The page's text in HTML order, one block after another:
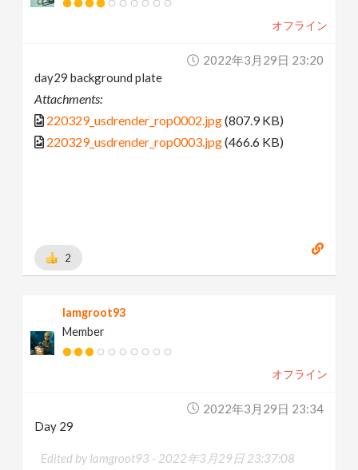
オフライン
2022年3月29日 23:20
day29 background plate
Attachments:
220329_usdrender_rop0002.jpg(807.9 KB)
220329_usdrender_rop0003.jpg(466.6 KB)
2
Iamgroot93
Member
オフライン
2022年3月29日 23:34
Day 29
Edited by Iamgroot93 - 2022年3月29日 23:37:08